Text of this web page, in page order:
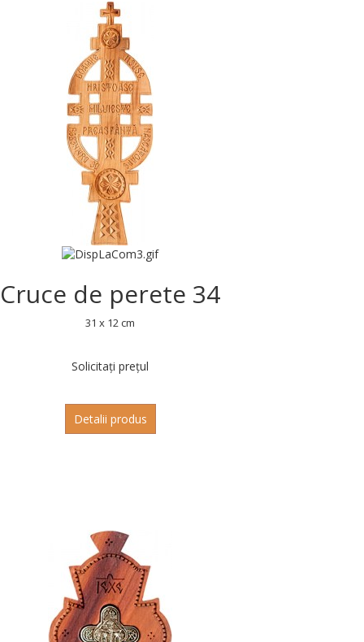
Cruce de perete 34
31 x 12 cm
Solicitați prețul
Detalii produs